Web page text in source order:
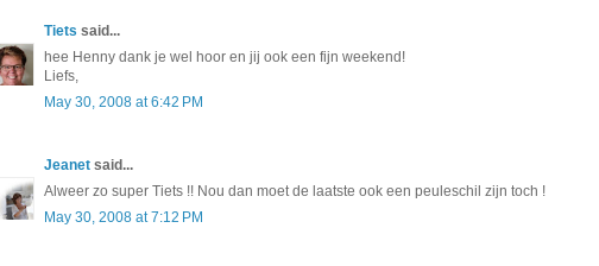
Tiets said...
hee Henny dank je wel hoor en jij ook een fijn weekend!
Liefs,
May 30, 2008 at 6:42 PM
Jeanet said...
Alweer zo super Tiets !! Nou dan moet de laatste ook een peuleschil zijn toch !
May 30, 2008 at 7:12 PM